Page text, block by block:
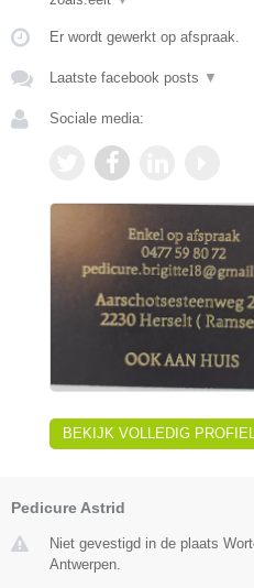
Er wordt gewerkt op afspraak.
Laatste facebook posts ▼
Sociale media:
BEKIJK VOLLEDIG PROFIEL
Pedicure Astrid
Niet gevestigd in de plaats
Antwerpen.